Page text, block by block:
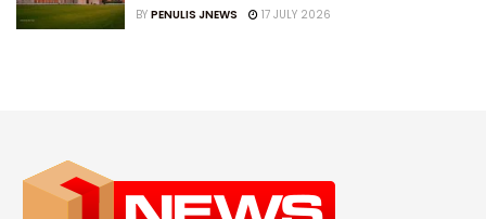
BY PENULIS JNEWS 17 JULY 2026